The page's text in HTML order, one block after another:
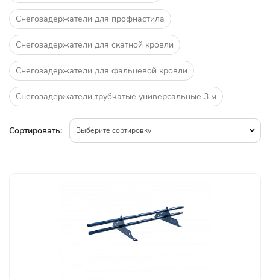
Снегозадержатели для профнастила
Снегозадержатели для скатной кровли
Снегозадержатели для фальцевой кровли
Снегозадержатели трубчатые универсальные 3 м
Сортировать: Выберите сортировку